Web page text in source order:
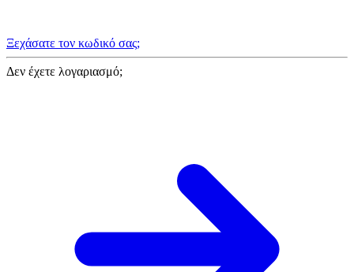
Ξεχάσατε τον κωδικό σας;
Δεν έχετε λογαριασμό;